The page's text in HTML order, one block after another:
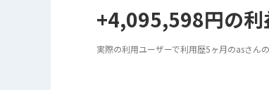
+4,095,598円の利
実際の利用ユーザーで利用歴5ヶ月のasさん